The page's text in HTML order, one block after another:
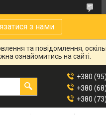
з нами
та повідомлення,
ознайомитись на сайті.
+380
+380
+380